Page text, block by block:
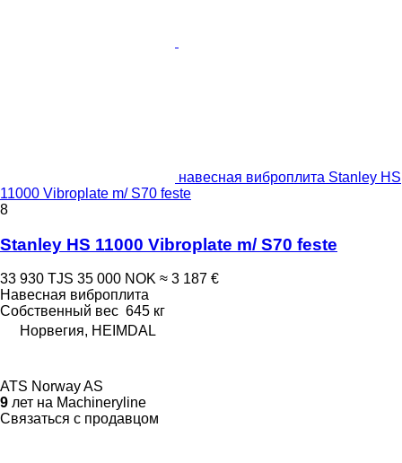
навесная виброплита Stanley HS
11000 Vibroplate m/ S70 feste
8
Stanley HS 11000 Vibroplate m/ S70 feste
33 930 TJS 35 000 NOK ≈ 3 187 €
Навесная виброплита
Собственный вес 645 кг
Норвегия, HEIMDAL
ATS Norway AS
9 лет на Machineryline
Связаться с продавцом